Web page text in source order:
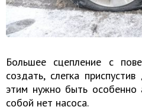
Большее сцепление с
создать, слегка
этим нужно быть особенно
собой нет насоса.